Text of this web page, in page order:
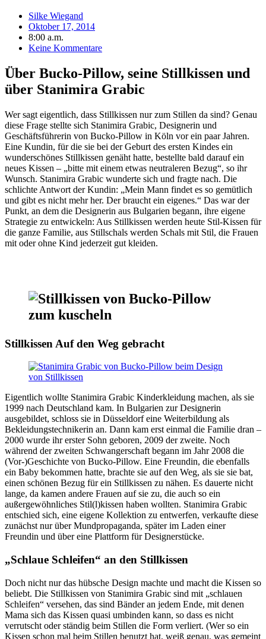
Silke Wiegand
Oktober 17, 2014
8:00 a.m.
Keine Kommentare
Über Bucko-Pillow, seine Stillkissen und
über Stanimira Grabic
Wer sagt eigentlich, dass Stillkissen nur zum Stillen da sind? Genau
diese Frage stellte sich Stanimira Grabic, Designerin und
Geschäftsführerin von Bucko-Pillow in Köln vor ein paar Jahren.
Eine Kundin, für die sie bei der Geburt des ersten Kindes ein
wunderschönes Stillkissen genäht hatte, bestellte bald darauf ein
neues Kissen – „bitte mit einem etwas neutraleren Bezug“, so ihr
Wunsch. Stanimira Grabic wunderte sich und fragte nach. Die
schlichte Antwort der Kundin: „Mein Mann findet es so gemütlich
und gibt es nicht mehr her. Der braucht ein eigenes.“ Das war der
Punkt, an dem die Designerin aus Bulgarien begann, ihre eigene
Strategie zu entwickeln: Aus Stillkissen werden heute Stil-Kissen für
die ganze Familie, aus Stillschals werden Schals mit Stil, die Frauen
mit oder ohne Kind jederzeit gut kleiden.
Stillkissen Auf den Weg gebracht
Eigentlich wollte Stanimira Grabic Kinderkleidung machen, als sie
1999 nach Deutschland kam. In Bulgarien zur Designerin
ausgebildet, schloss sie in Düsseldorf eine Weiterbildung als
Bekleidungstechnikerin an. Dann kam erst einmal die Familie dran –
2000 wurde ihr erster Sohn geboren, 2009 der zweite. Noch
während der zweiten Schwangerschaft begann im Jahr 2008 die
(Vor-)Geschichte von Bucko-Pillow. Eine Freundin, die ebenfalls
ein Baby bekommen hatte, brachte sie auf den Weg, als sie sie bat,
einen schönen Bezug für ein Stillkissen zu nähen. Es dauerte nicht
lange, da kamen andere Frauen auf sie zu, die auch so ein
außergewöhnliches Stil(l)kissen haben wollten. Stanimira Grabic
entschied sich, eine eigene Kollektion zu entwerfen, verkaufte diese
zunächst nur über Mundpropaganda, später im Laden einer
Freundin und über eine Plattform für Designerstücke.
„Schlaue Schleifen“ an den Stillkissen
Doch nicht nur das hübsche Design machte und macht die Kissen so
beliebt. Die Stillkissen von Stanimira Grabic sind mit „schlauen
Schleifen“ versehen, das sind Bänder an jedem Ende, mit denen
Mama sich das Kissen quasi umbinden kann, so dass es nicht
verrutscht oder ständig beim Stillen die Form verliert. (Wer so ein
Kissen schon mal beim Stillen benutzt hat, weiß genau, was gemeint